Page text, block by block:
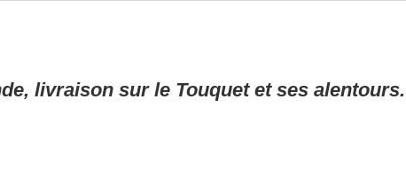
livraison sur le Touquet et ses alentours.